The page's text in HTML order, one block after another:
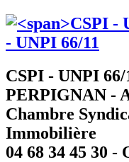
- UNPI 66/11
CSPI - UNPI 66/
PERPIGNAN -
Chambre
Immobilière
04 68 34 45 30 -